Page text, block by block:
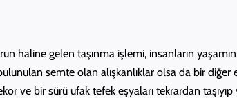
haline gelen taşınma işlemi, insanların
semte olan alışkanlıklar olsa da bir
ve bir sürü ufak tefek eşyaları tekrardan